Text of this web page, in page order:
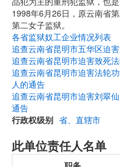
1998年6月26日，原云南省
第二女子监狱。
各省监狱奴工企业情况列表
追查云南省昆明市五华区迫
追查云南省昆明市迫害致死
追查云南省昆明市迫害法轮
人的通告
追查云南省昆明市迫害刘翠
通告
行政权级别 省、直辖市
此单位责任人名单